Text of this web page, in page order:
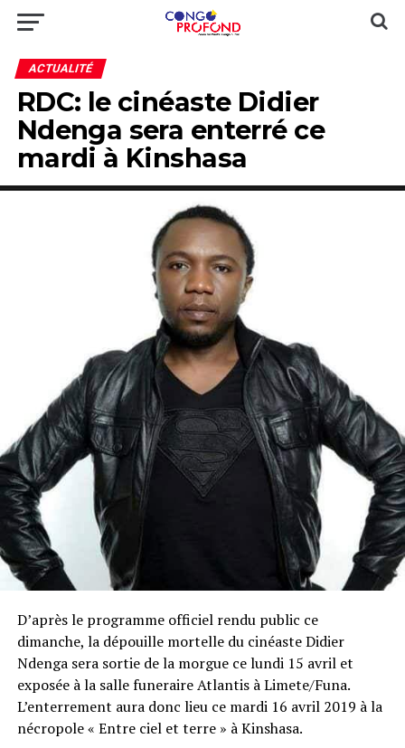
ACTUALITÉ
RDC: le cinéaste Didier
Ndenga sera enterré ce
mardi à Kinshasa
D’après le programme officiel rendu public ce
dimanche, la dépouille mortelle du cinéaste Didier
Ndenga sera sortie de la morgue ce lundi 15 avril et
exposée à la salle funeraire Atlantis à Limete/Funa.
L’enterrement aura donc lieu ce mardi 16 avril 2019 à la
nécropole « Entre ciel et terre » à Kinshasa.